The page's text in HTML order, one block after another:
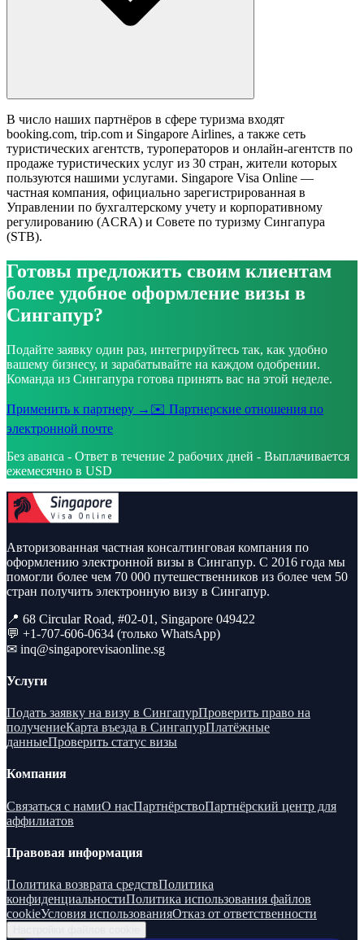
В число наших партнёров в сфере туризма входят
booking.com, trip.com и Singapore Airlines, а также сеть
туристических агентств, туроператоров и онлайн-агентств по
продаже туристических услуг из 30 стран, жители которых
пользуются нашими услугами. Singapore Visa Online —
частная компания, официально зарегистрированная в
Управлении по бухгалтерскому учету и корпоративному
регулированию (ACRA) и Совете по туризму Сингапура
(STB).
Готовы предложить своим клиентам
более удобное оформление визы в
Сингапур?
Подайте заявку один раз, интегрируйтесь так, как удобно
вашему бизнесу, и зарабатывайте на каждом одобрении.
Команда из Сингапура готова принять вас на этой неделе.
Применить к партнеру → ✉️ Партнерские отношения по
электронной почте
Без аванса - Ответ в течение 2 рабочих дней - Выплачивается
ежемесячно в USD
Авторизованная частная консалтинговая компания по
оформлению электронной визы в Сингапур. С 2016 года мы
помогли более чем 70 000 путешественников из более чем 50
стран получить электронную визу в Сингапур.
📍 68 Circular Road, #02-01, Singapore 049422
💬 +1-707-606-0634 (только WhatsApp)
✉ inq@singaporevisaonline.sg
Услуги
Подать заявку на визу в СингапурПроверить право на
получениеКарта въезда в СингапурПлатёжные
данныеПроверить статус визы
Компания
Связаться с намиО насПартнёрствоПартнёрский центр для
аффилиатов
Правовая информация
Политика возврата средствПолитика
конфиденциальностиПолитика использования файлов
cookieУсловия использованияОтказ от ответственности